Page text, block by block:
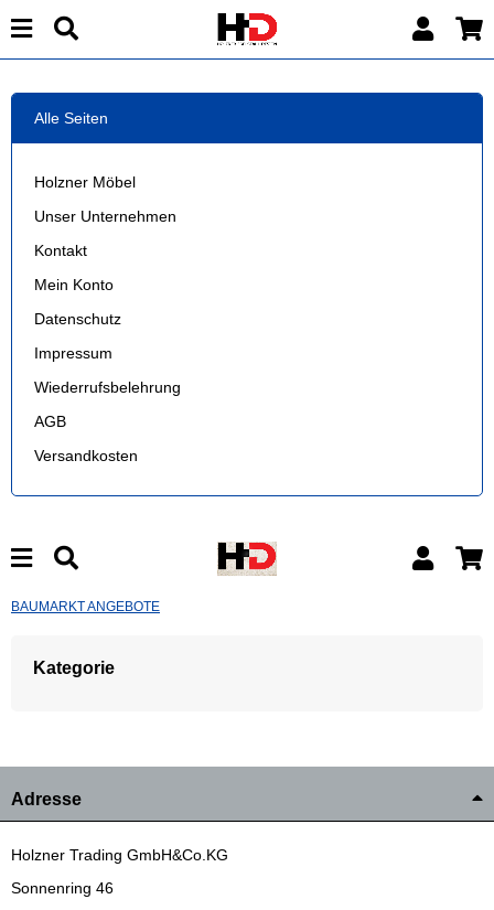
Alle Seiten
Holzner Möbel
Unser Unternehmen
Kontakt
Mein Konto
Datenschutz
Impressum
Wiederrufsbelehrung
AGB
Versandkosten
BAUMARKT ANGEBOTE
Kategorie
Adresse
Holzner Trading GmbH&Co.KG
Sonnenring 46